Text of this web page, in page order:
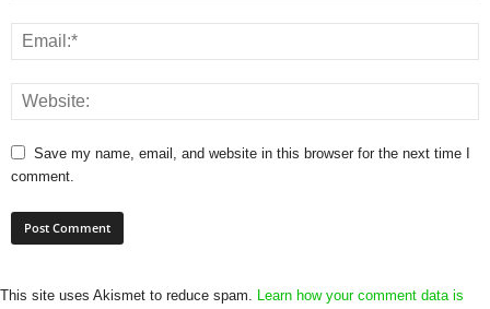
Save my name, email, and website in this browser for the next time I
comment.
This site uses Akismet to reduce spam. Learn how your comment data is